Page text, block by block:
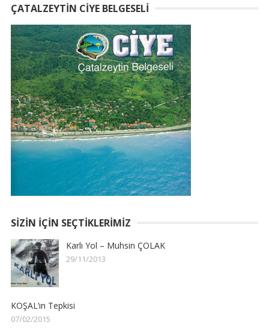
ÇATALZEYTIN CIYE BELGESELI
SIZIN İÇIN SEÇTIKLERIMIZ
Karlı Yol – Muhsin ÇOLAK
29/11/2013
KOŞAL’ın Tepkisi
07/02/2015